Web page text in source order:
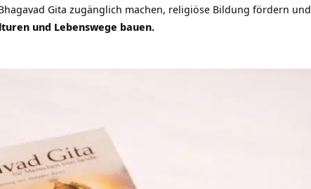
Gita zugänglich machen, religiöse Bildung fördern und
und Lebenswege bauen.